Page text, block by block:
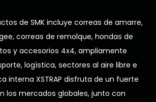
de SMK incluye correas de amarre,
correas de remolque, hondas de
y accesorios 4x4, ampliamente
logística, sectores al aire libre e
interna XSTRAP disfruta de un fuerte
los mercados globales, junto con